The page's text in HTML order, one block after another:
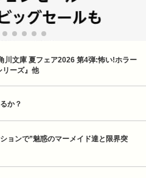
川文庫 夏フェア2026 第4弾:怖い!ホラー
ーズ』他
か？
ョンで”魅惑のマーメイド達と限界突